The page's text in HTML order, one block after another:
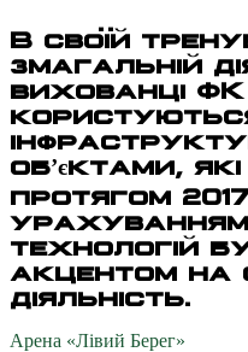
В своїй
змагальній
вихованці
об’єктами,
протягом
технологій
акцентом на
діяльність.
Арена «Лівий Берег»